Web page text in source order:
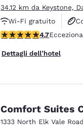
34.12 km da Keystone,
Wi-Fi gratuito
Colazione calda
Valutazione di 4.72
4.7
Dettagli dell’hotel
Comfort Suites
1333 North Elk Vale Road